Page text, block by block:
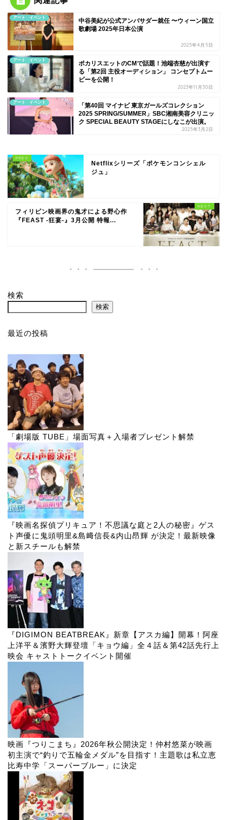
アート イベント
中谷美紀が公式アンバサダー就任 〜ウィーン国立
歌劇場 2025年日本公演
2025年4月5日
アート イベント
ポカリスエットのCMで話題！池端杏慈が出演す
る「第2回 主役オーディション」 コンセプトムー
ビーを公開！
2023年11月30日
アート イベント
「第40回 マイナビ 東京ガールズコレクション
2025 SPRING/SUMMER」SBC湘南美容クリニッ
ク SPECIAL BEAUTY STAGEにしなこが出演。
2025年3月2日
Netflixシリーズ「ポケモンコンシェル
ジュ」
フィリピン映画界の鬼才による野心作
『FEAST -狂宴-』3月公開 特報...
検索
検索
最近の投稿
「劇場版 TUBE」場面写真＋入場者プレゼント解禁
『映画名探偵プリキュア！不思議な庭と2人の秘密』ゲス
ト声優に鬼頭明里&島﨑信長&内山昂輝 が決定！最新映像
と新スチールも解禁
『DIGIMON BEATBREAK』新章【アスカ編】開幕！阿座
上洋平＆濱野大輝登壇「キョウ編」全４話＆第42話先行上
映会 キャストトークイベント開催
映画『つりこまち』2026年秋公開決定！仲村悠菜が映画
初主演で“釣りで五輪金メダル”を目指す！主題歌は私立恵
比寿中学「スーパーブルー」に決定